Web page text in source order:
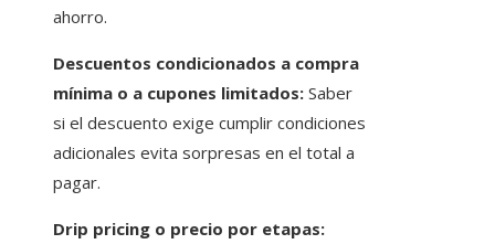
ahorro.
Descuentos condicionados a compra
mínima o a cupones limitados: Saber
si el descuento exige cumplir condiciones
adicionales evita sorpresas en el total a
pagar.
Drip pricing o precio por etapas: